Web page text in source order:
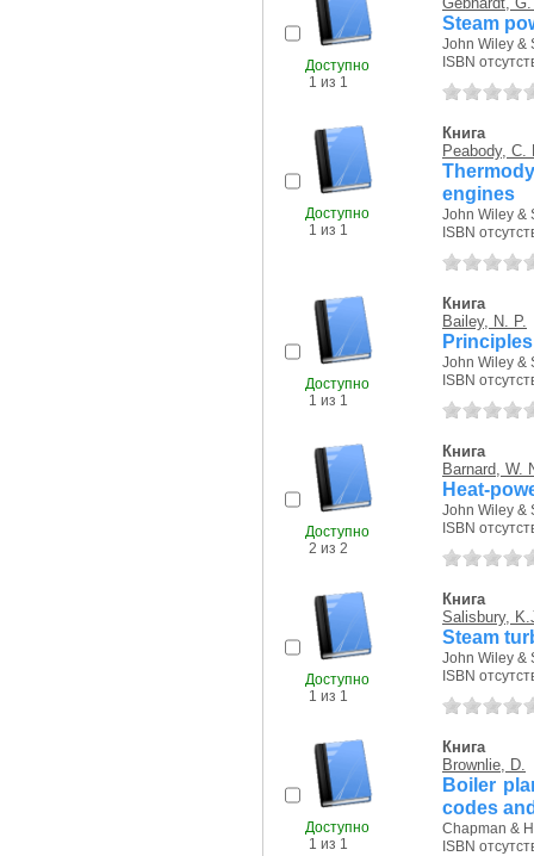
Доступно
1 из 1
Steam
John Wiley &
ISBN
Доступно
1 из 1
Книга
Peabody, C.
engines
John Wiley &
ISBN
Доступно
1 из 1
Книга
Bailey, N. P.
John Wiley &
ISBN
Доступно
2 из 2
Книга
Barnard, W.
Heat-
John Wiley &
ISBN
Доступно
1 из 1
Книга
Salisbury,
Steam
John Wiley &
ISBN
Доступно
1 из 1
Книга
Brownlie, D.
Boiler
codes
Chapman &
ISBN